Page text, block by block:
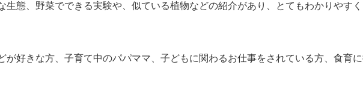
生態、野菜でできる実験や、似ている植物などの紹介があり、とてもわかりやす
が好きな方、子育て中のパパママ、子どもに関わるお仕事をされている方、食育